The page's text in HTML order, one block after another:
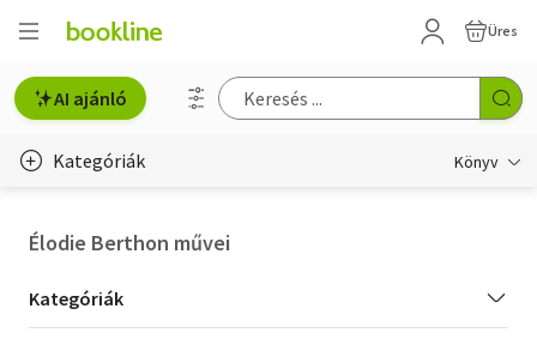
Üres
AI ajánló
Kategóriák Könyv
Élodie Berthon művei
Kategória
szűrés
Kategóriák